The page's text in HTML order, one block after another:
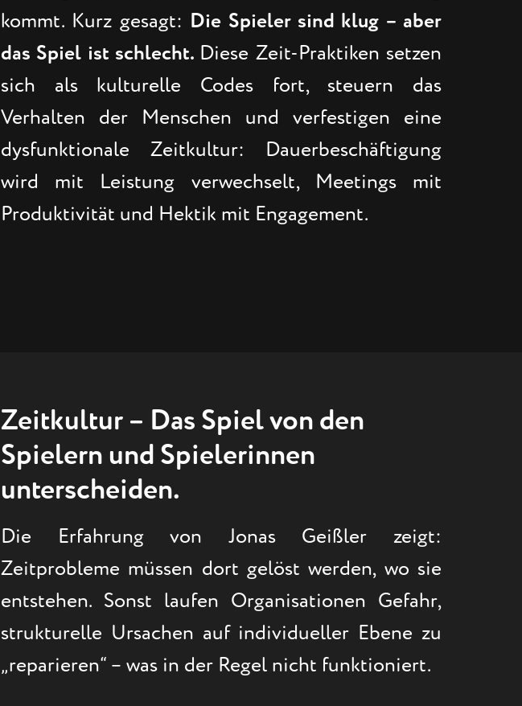
kommt. Kurz gesagt: Die Spieler sind klug – aber
das Spiel ist schlecht. Diese Zeit-Praktiken setzen
sich als kulturelle Codes fort, steuern das
Verhalten der Menschen und verfestigen eine
dysfunktionale Zeitkultur: Dauerbeschäftigung
wird mit Leistung verwechselt, Meetings mit
Produktivität und Hektik mit Engagement.
Zeitkultur – Das Spiel von den
Spielern und Spielerinnen
unterscheiden.
Die Erfahrung von Jonas Geißler zeigt:
Zeitprobleme müssen dort gelöst werden, wo sie
entstehen. Sonst laufen Organisationen Gefahr,
strukturelle Ursachen auf individueller Ebene zu
„reparieren“ – was in der Regel nicht funktioniert.